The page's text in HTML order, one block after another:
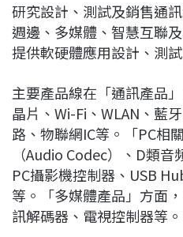
研究設計、測試及銷售通
週邊、多媒體、智慧互聯
提供軟硬體應用設計、測
主要產品線在「通訊產品
晶片、Wi-Fi、WLAN、藍
路、物聯網IC等。「PC相
（Audio Codec）、D類
PC攝影機控制器、USB
等。「多媒體產品」方面
訊解碼器、電視控制器等。